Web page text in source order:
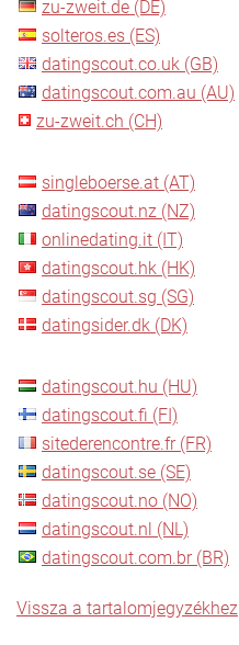
zu-zweit.de (DE)
solteros.es (ES)
datingscout.co.uk (GB)
datingscout.com.au (AU)
zu-zweit.ch (CH)
singleboerse.at (AT)
datingscout.nz (NZ)
onlinedating.it (IT)
datingscout.hk (HK)
datingscout.sg (SG)
datingsider.dk (DK)
datingscout.hu (HU)
datingscout.fi (FI)
sitederencontre.fr (FR)
datingscout.se (SE)
datingscout.no (NO)
datingscout.nl (NL)
datingscout.com.br (BR)
Vissza a tartalomjegyzékhez